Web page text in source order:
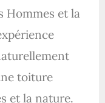
Hommes et la
toiture
et la nature.